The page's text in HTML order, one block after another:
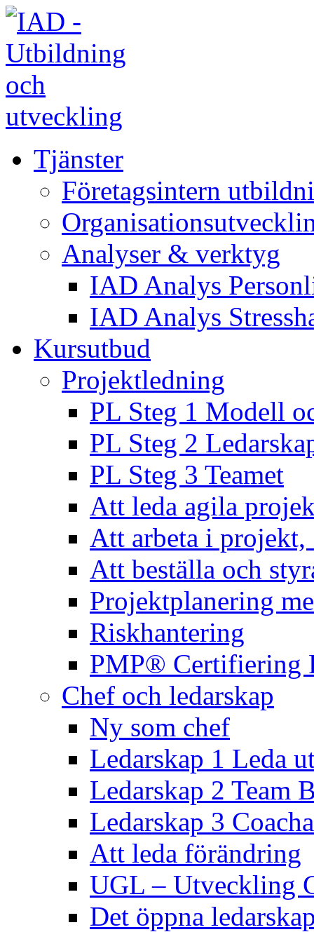
Tjänster
Företagsintern
Analyser & verktyg
IAD Analys
IAD Analys
Kursutbud
Projektledning
PL Steg 1 Modell
PL Steg 2
PL Steg 3 Teamet
Att leda agila
Att arbeta i projekt,
Att beställa och
Projektplanering
Riskhantering
PMP® Certifiering
Chef och ledarskap
Ny som chef
Ledarskap 1 Leda
Ledarskap 2 Team
Ledarskap 3
Att leda förändring
UGL – Utveckling
Det öppna